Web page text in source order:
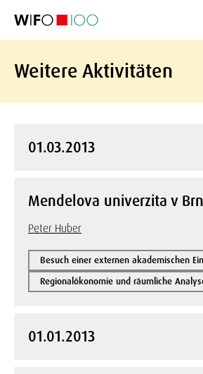
Weitere Aktivitäten
01.03.2013
Mendelova univerzita v
Peter Huber
Besuch einer externen akademischen
Regionalökonomie und räumliche
01.01.2013